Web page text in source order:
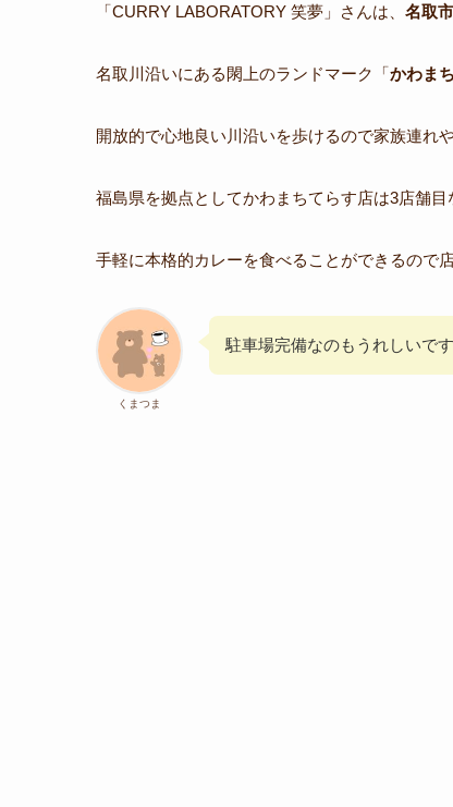
「CURRY LABORATORY 笑夢」さんは、 名取
名取川沿いにある閖上のランドマーク「かわま
開放的で心地良い川沿いを歩けるので家族連れ
福島県を拠点としてかわまちてらす店は3店舗目
手軽に本格的カレーを食べることができるので
くまつま
駐車場完備なのもうれしいです